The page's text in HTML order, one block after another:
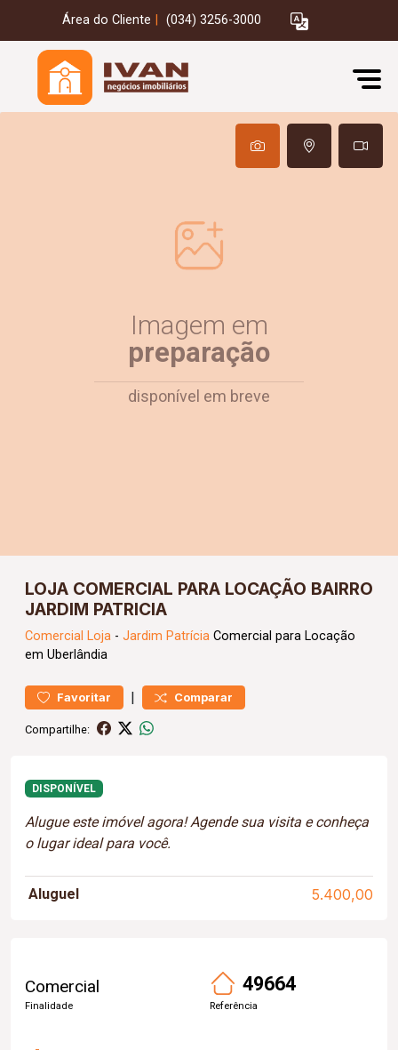
Área do Cliente (034) 3256-3000
Imagem em
preparação
disponível em breve
LOJA COMERCIAL PARA LOCAÇÃO BAIRRO
JARDIM PATRICIA
Comercial Loja - Jardim Patrícia Comercial para Locação
em Uberlândia
Favoritar | Comparar
Compartilhe:
DISPONÍVEL
Alugue este imóvel agora! Agende sua visita e conheça
o lugar ideal para você.
Aluguel 5.400,00
Comercial
Finalidade
49664
Referência